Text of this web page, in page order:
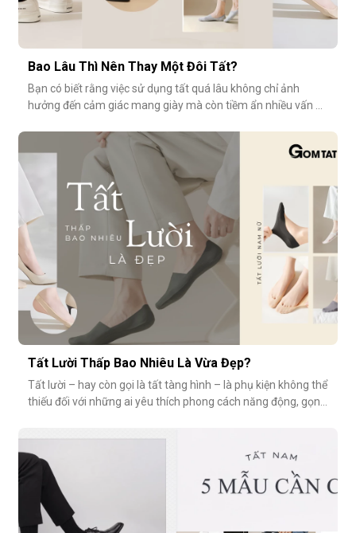
Bao Lâu Thì Nên Thay Một Đôi Tất?
Bạn có biết rằng việc sử dụng tất quá lâu không chỉ ảnh
hưởng đến cảm giác mang giày mà còn tiềm ẩn nhiều vấn đề
Cùng GOMTAT tìm hiểu nhé.Tuổi thọ trung bình của một đôi
tất là bao lâu?Trung bình, một đôi tất sử dụng thường xuyên
Tất Lười Thấp Bao Nhiêu Là Vừa Đẹp?
Tất lười – hay còn gọi là tất tàng hình – là phụ kiện không thể
thiếu đối với những ai yêu thích phong cách năng động, gọn
nhiêu là vừa đẹp? Nếu quá thấp, tất dễ bị tuột; nếu quá c